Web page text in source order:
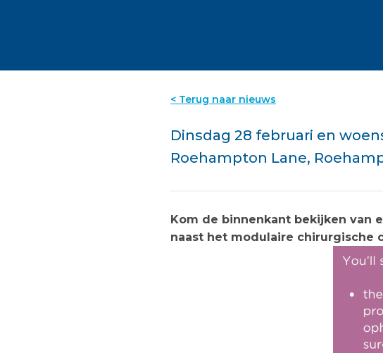
< Terug naar nieuws
Dinsdag 28 februari en
Roehampton Lane,
Kom de binnenkant bekijken van
naast het modulaire chirurgische